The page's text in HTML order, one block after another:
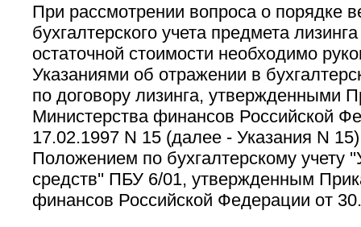
При рассмотрении вопроса о порядке
бухгалтерского учета предмета
остаточной стоимости необходимо
Указаниями об отражении в
по договору лизинга, утвержденными
Министерства финансов Российской
17.02.1997 N 15 (далее - Указания N
Положением по бухгалтерскому учету
средств'' ПБУ 6/01, утвержденным
финансов Российской Федерации от